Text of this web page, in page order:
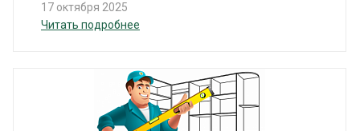
17 октября 2025
Читать подробнее